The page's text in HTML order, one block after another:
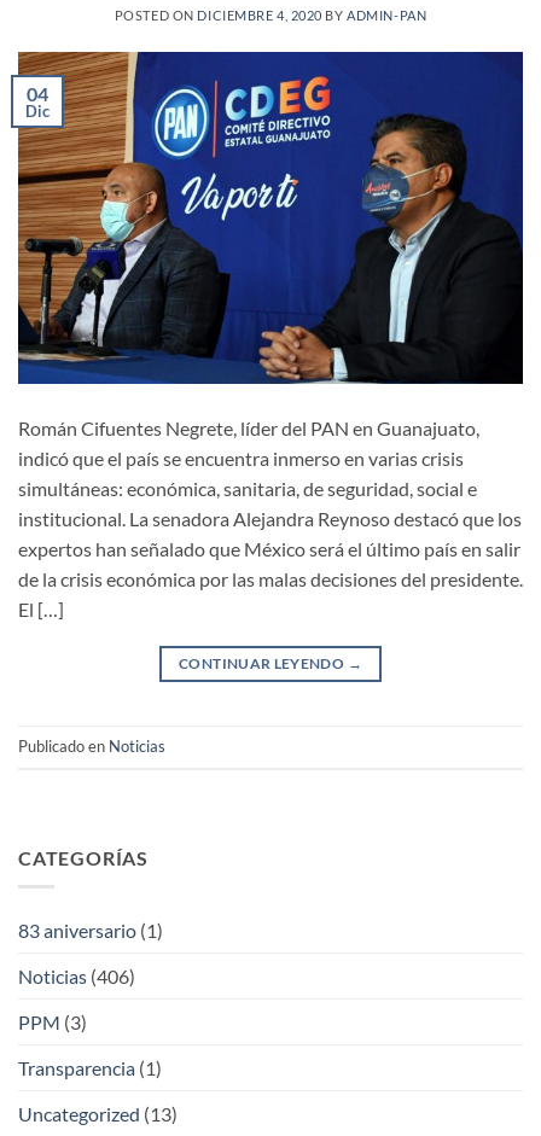
POSTED ON DICIEMBRE 4, 2020 BYADMIN-PAN
04
Dic
Román Cifuentes Negrete, líder del PAN en Guanajuato,
indicó que el país se encuentra inmerso en varias crisis
simultáneas: económica, sanitaria, de seguridad, social e
institucional. La senadora Alejandra Reynoso destacó que los
expertos han señalado que México será el último país en salir
de la crisis económica por las malas decisiones del presidente.
El […]
CONTINUAR LEYENDO →
Publicado en Noticias
CATEGORÍAS
83 aniversario (1)
Noticias (406)
PPM (3)
Transparencia (1)
Uncategorized (13)